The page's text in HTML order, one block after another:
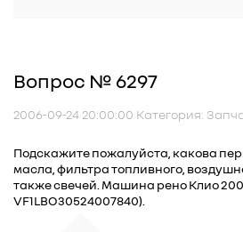
Вопрос № 6297
2006-09-24 20:00:00 Категория:
Подскажите пожалуйста, какова
масла, фильтра топливного,
также свечей. Машина рено Клио
VF1LBO30524007840).